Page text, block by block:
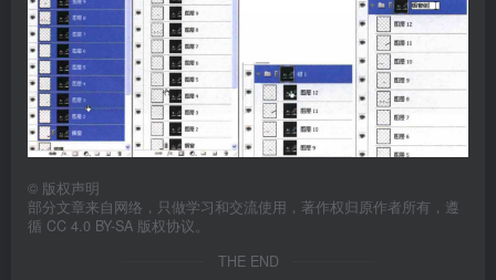
© 版权声明
部分文章来自网络，只做学习和交流使用，著作权归原作者所有，遵
循 CC 4.0 BY-SA 版权协议。
THE END